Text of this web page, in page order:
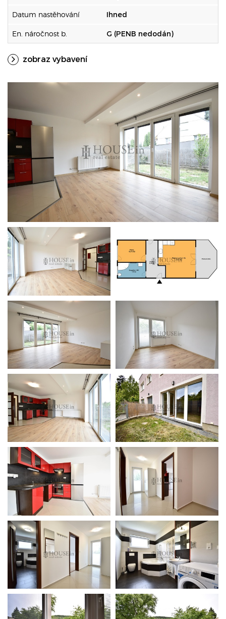
Datum nastěhování Ihned
En. náročnost b. G (PENB nedodán)
zobraz vybavení